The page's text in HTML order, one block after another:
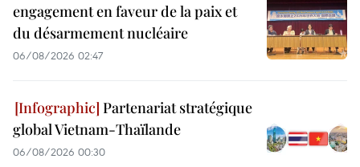
engagement en faveur de la paix et
du désarmement nucléaire
06/08/2026 02:47
Partenariat stratégique
global Vietnam-Thaïlande
06/08/2026 00:30